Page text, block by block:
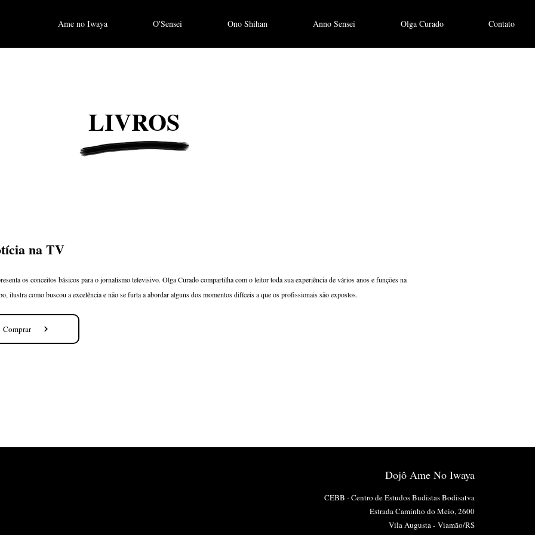
Ame no Iwaya O'Sensei Ono Shihan Anno Sensei Olga Curado Contato
LIVROS
na TV
os conceitos básicos para o jornalismo televisivo. Olga Curado compartilha com o leitor toda sua experiência de vários anos e funções na
ilustra como buscou a excelência e não se furta a abordar alguns dos momentos difíceis a que os profissionais são expostos.
Comprar
Dojô Ame No Iwaya
CEBB - Centro de Estudos Budistas Bodisatva
Estrada Caminho do Meio, 2600
Vila Augusta - Viamão/RS